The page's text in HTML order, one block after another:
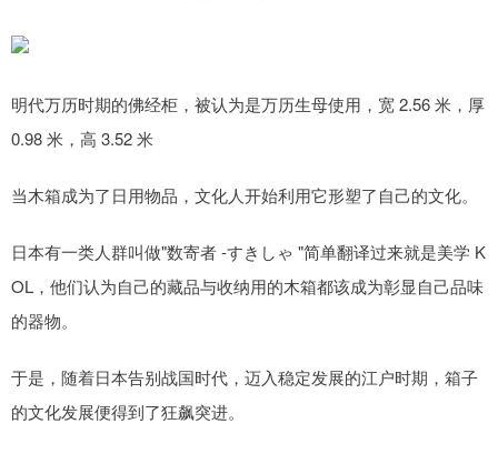
明代万历时期的佛经柜，被认为是万历生母使用，宽 2.56 米，厚
0.98 米，高 3.52 米
当木箱成为了日用物品，文化人开始利用它形塑了自己的文化。
日本有一类人群叫做"数寄者 -すきしゃ "简单翻译过来就是美学 K
OL，他们认为自己的藏品与收纳用的木箱都该成为彰显自己品味
的器物。
于是，随着日本告别战国时代，迈入稳定发展的江户时期，箱子
的文化发展便得到了狂飙突进。